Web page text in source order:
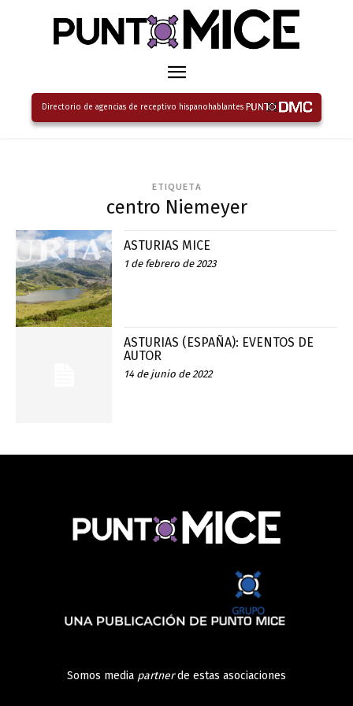
Directorio de agencias de receptivo hispanohablantes
ETIQUETA
centro Niemeyer
ASTURIAS MICE
1 de febrero de 2023
ASTURIAS (ESPAÑA): EVENTOS DE
AUTOR
14 de junio de 2022
Somos media partnerde estas asociaciones